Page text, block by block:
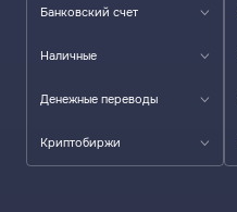
Банковский счет
Наличные
Денежные переводы
Криптобиржи